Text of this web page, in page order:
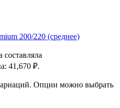
200/220 (среднее)
составляла
41,670 ₽.
Опции можно выбрать